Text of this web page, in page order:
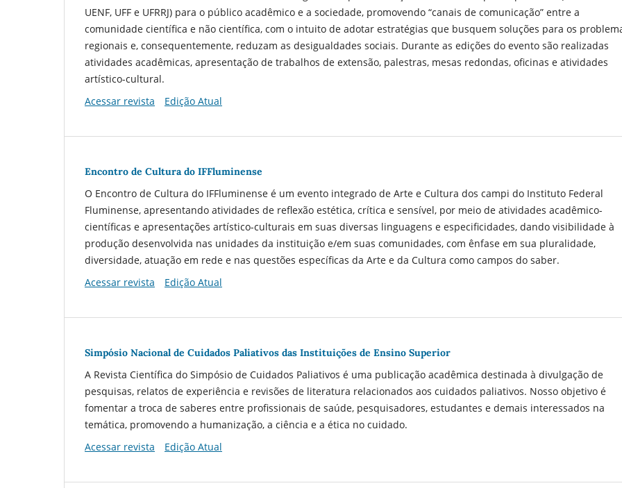
UENF, UFF e UFRRJ) para o público acadêmico e a sociedade, promovendo “canais de comunicação” entre a
comunidade científica e não científica, com o intuito de adotar estratégias que busquem soluções para os
regionais e, consequentemente, reduzam as desigualdades sociais. Durante as edições do evento são realizadas
atividades acadêmicas, apresentação de trabalhos de extensão, palestras, mesas redondas, oficinas e atividades
artístico-cultural.
Acessar revista
Edição Atual
Encontro de Cultura do IFFluminense
O Encontro de Cultura do IFFluminense é um evento integrado de Arte e Cultura dos campi do Instituto Federal
Fluminense, apresentando atividades de reflexão estética, crítica e sensível, por meio de atividades acadêmico-
científicas e apresentações artístico-culturais em suas diversas linguagens e especificidades, dando visibilidade à
produção desenvolvida nas unidades da instituição e/em suas comunidades, com ênfase em sua pluralidade,
diversidade, atuação em rede e nas questões específicas da Arte e da Cultura como campos do saber.
Acessar revista
Edição Atual
Simpósio Nacional de Cuidados Paliativos das Instituições de Ensino Superior
A Revista Científica do Simpósio de Cuidados Paliativos é uma publicação acadêmica destinada à divulgação de
pesquisas, relatos de experiência e revisões de literatura relacionados aos cuidados paliativos. Nosso objetivo é
fomentar a troca de saberes entre profissionais de saúde, pesquisadores, estudantes e demais interessados na
temática, promovendo a humanização, a ciência e a ética no cuidado.
Acessar revista
Edição Atual